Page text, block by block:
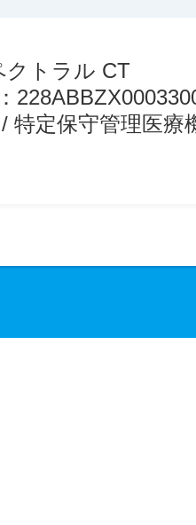
クトラル CT
特定保守管理医療